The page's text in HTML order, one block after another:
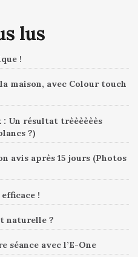
lus
!
maison, avec Colour touch
Un résultat trèèèèèès
?)
avis après 15 jours (Photos
!
naturelle ?
séance avec l’E-One